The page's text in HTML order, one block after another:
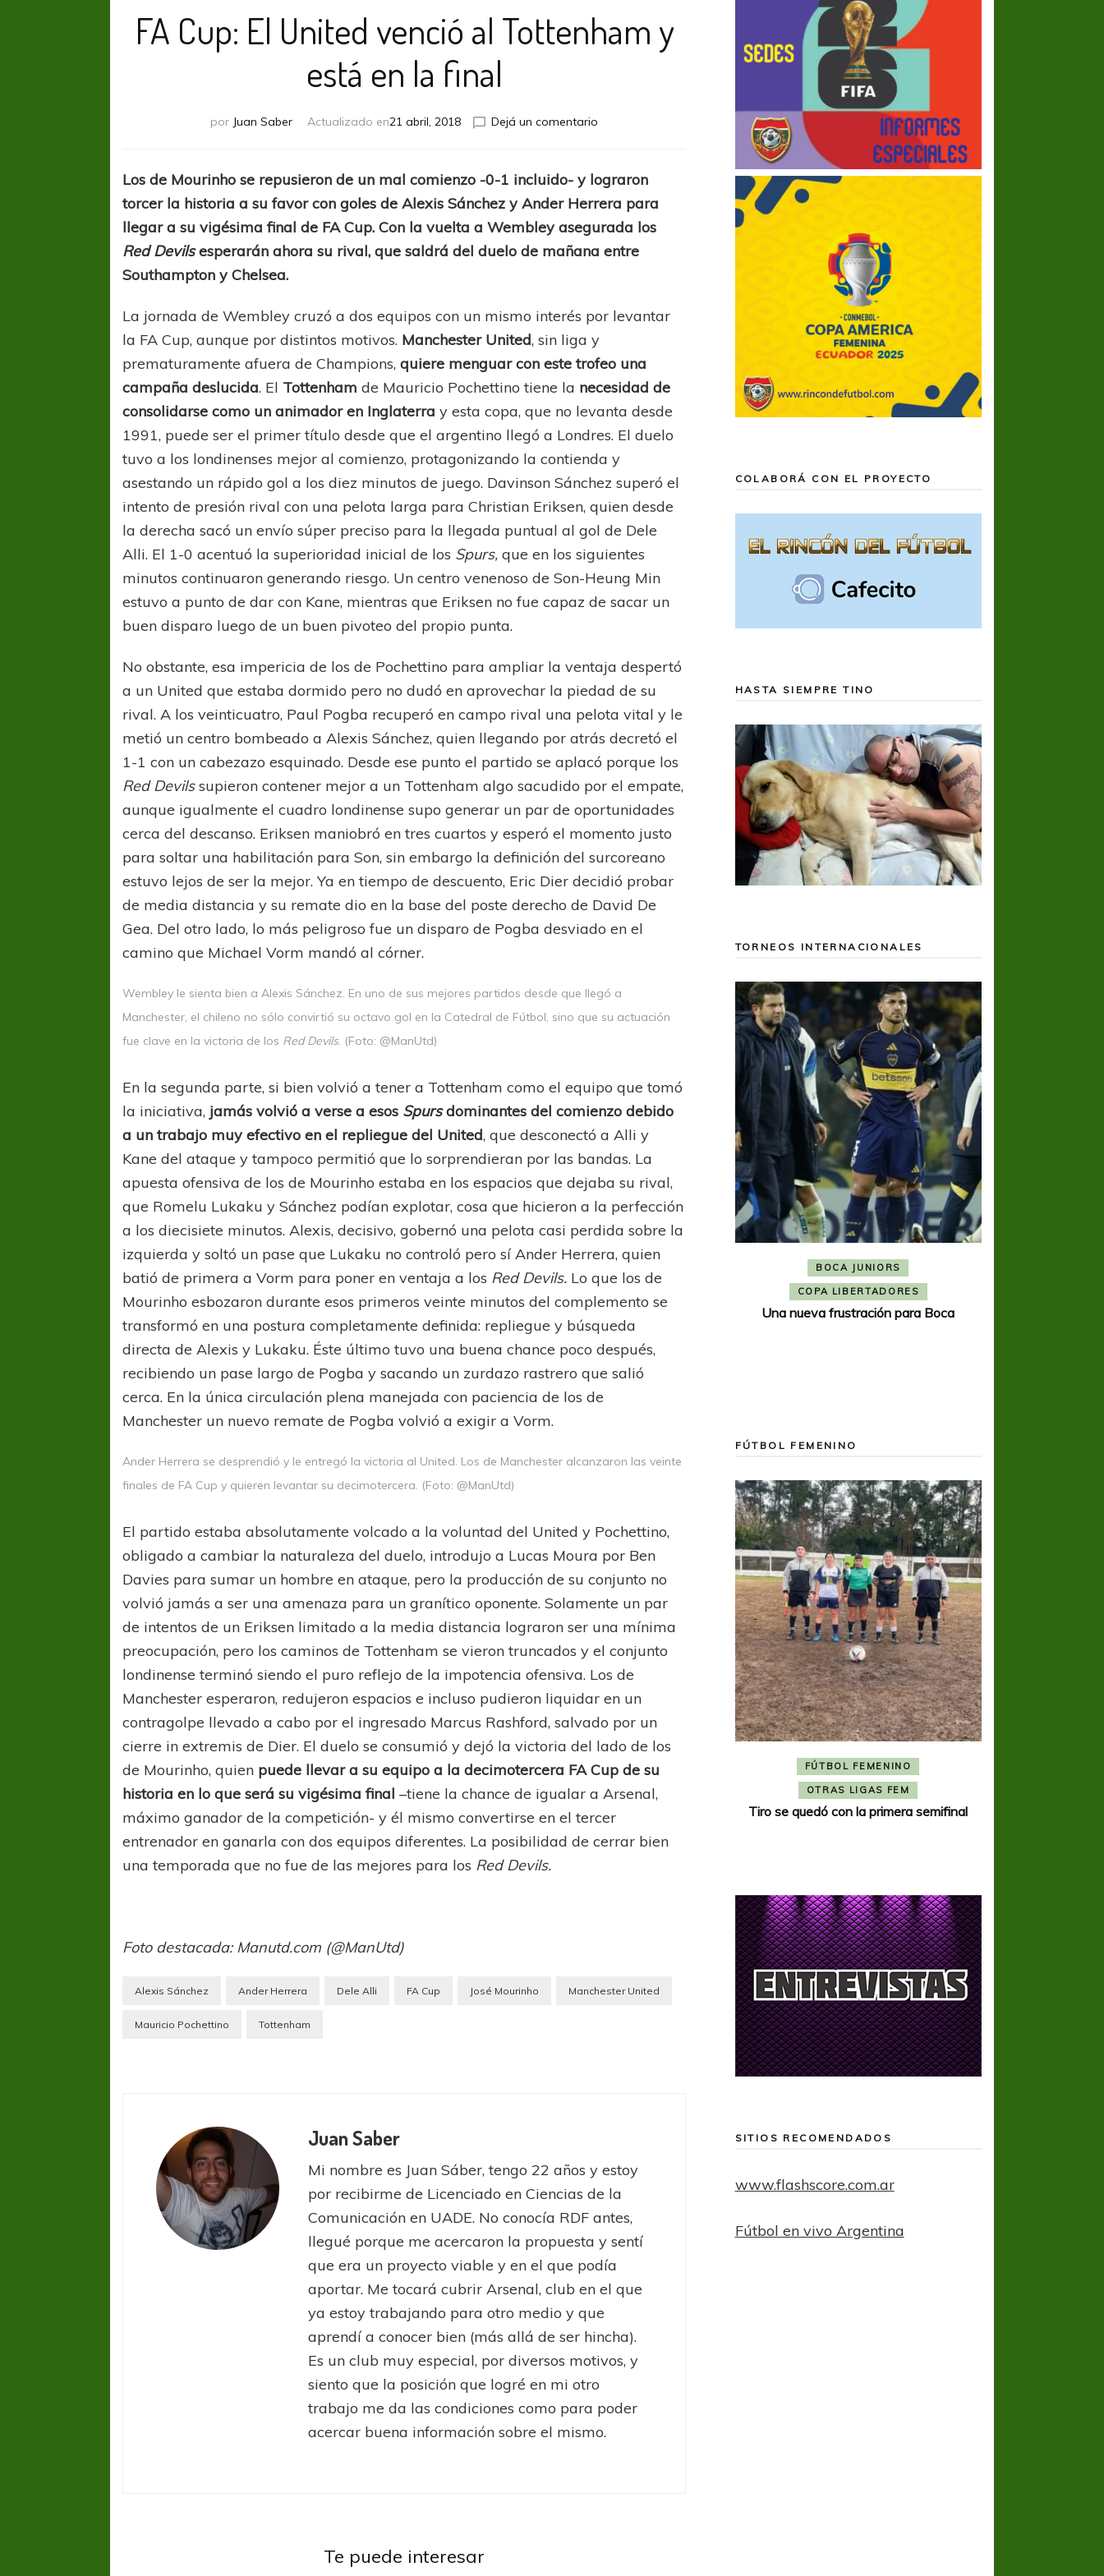
FA Cup: El United venció al Tottenham y
está en la final
por Juan Saber Actualizado en21 abril, 2018 Dejá un comentario
United
venció
al
y
la
Los de Mourinho se repusieron de un mal comienzo -0-1 incluido- y lograron
torcer la historia a su favor con goles de Alexis Sánchez y Ander Herrera para
llegar a su vigésima final de FA Cup. Con la vuelta a Wembley asegurada los
Red Devilsesperarán ahora su rival, que saldrá del duelo de mañana entre
Southampton y Chelsea.
La jornada de Wembley cruzó a dos equipos con un mismo interés por levantar
la FA Cup, aunque por distintos motivos. Manchester United, sin liga y
prematuramente afuera de Champions, quiere menguar con este trofeo una
campaña deslucida. El Tottenham de Mauricio Pochettino tiene la necesidad de
consolidarse como un animador en Inglaterra y esta copa, que no levanta desde
1991, puede ser el primer título desde que el argentino llegó a Londres. El duelo
tuvo a los londinenses mejor al comienzo, protagonizando la contienda y
asestando un rápido gol a los diez minutos de juego. Davinson Sánchez superó el
intento de presión rival con una pelota larga para Christian Eriksen, quien desde
la derecha sacó un envío súper preciso para la llegada puntual al gol de Dele
Alli. El 1-0 acentuó la superioridad inicial de los Spurs,que en los siguientes
minutos continuaron generando riesgo. Un centro venenoso de Son-Heung Min
estuvo a punto de dar con Kane, mientras que Eriksen no fue capaz de sacar un
buen disparo luego de un buen pivoteo del propio punta.
No obstante, esa impericia de los de Pochettino para ampliar la ventaja despertó
a un United que estaba dormido pero no dudó en aprovechar la piedad de su
rival. A los veinticuatro, Paul Pogba recuperó en campo rival una pelota vital y le
metió un centro bombeado a Alexis Sánchez, quien llegando por atrás decretó el
1-1 con un cabezazo esquinado. Desde ese punto el partido se aplacó porque los
Red Devilssupieron contener mejor a un Tottenham algo sacudido por el empate,
aunque igualmente el cuadro londinense supo generar un par de oportunidades
cerca del descanso. Eriksen maniobró en tres cuartos y esperó el momento justo
para soltar una habilitación para Son, sin embargo la definición del surcoreano
estuvo lejos de ser la mejor. Ya en tiempo de descuento, Eric Dier decidió probar
de media distancia y su remate dio en la base del poste derecho de David De
Gea. Del otro lado, lo más peligroso fue un disparo de Pogba desviado en el
camino que Michael Vorm mandó al córner.
Wembley le sienta bien a Alexis Sánchez. En uno de sus mejores partidos desde que llegó a
Manchester, el chileno no sólo convirtió su octavo gol en la Catedral de Fútbol, sino que su actuación
fue clave en la victoria de los Red Devils. (Foto: @ManUtd)
En la segunda parte, si bien volvió a tener a Tottenham como el equipo que tomó
la iniciativa, jamás volvió a verse a esos Spursdominantes del comienzo debido
a un trabajo muy efectivo en el repliegue del United, que desconectó a Alli y
Kane del ataque y tampoco permitió que lo sorprendieran por las bandas. La
apuesta ofensiva de los de Mourinho estaba en los espacios que dejaba su rival,
que Romelu Lukaku y Sánchez podían explotar, cosa que hicieron a la perfección
a los diecisiete minutos. Alexis, decisivo, gobernó una pelota casi perdida sobre la
izquierda y soltó un pase que Lukaku no controló pero sí Ander Herrera, quien
batió de primera a Vorm para poner en ventaja a los Red Devils. Lo que los de
Mourinho esbozaron durante esos primeros veinte minutos del complemento se
transformó en una postura completamente definida: repliegue y búsqueda
directa de Alexis y Lukaku. Éste último tuvo una buena chance poco después,
recibiendo un pase largo de Pogba y sacando un zurdazo rastrero que salió
cerca. En la única circulación plena manejada con paciencia de los de
Manchester un nuevo remate de Pogba volvió a exigir a Vorm.
Ander Herrera se desprendió y le entregó la victoria al United. Los de Manchester alcanzaron las veinte
finales de FA Cup y quieren levantar su decimotercera. (Foto: @ManUtd)
El partido estaba absolutamente volcado a la voluntad del United y Pochettino,
obligado a cambiar la naturaleza del duelo, introdujo a Lucas Moura por Ben
Davies para sumar un hombre en ataque, pero la producción de su conjunto no
volvió jamás a ser una amenaza para un granítico oponente. Solamente un par
de intentos de un Eriksen limitado a la media distancia lograron ser una mínima
preocupación, pero los caminos de Tottenham se vieron truncados y el conjunto
londinense terminó siendo el puro reflejo de la impotencia ofensiva. Los de
Manchester esperaron, redujeron espacios e incluso pudieron liquidar en un
contragolpe llevado a cabo por el ingresado Marcus Rashford, salvado por un
cierre in extremis de Dier. El duelo se consumió y dejó la victoria del lado de los
de Mourinho, quien puede llevar a su equipo a la decimotercera FA Cup de su
historia en lo que será su vigésima final –tiene la chance de igualar a Arsenal,
máximo ganador de la competición- y él mismo convertirse en el tercer
entrenador en ganarla con dos equipos diferentes. La posibilidad de cerrar bien
una temporada que no fue de las mejores para los Red Devils.
Foto destacada: Manutd.com (@ManUtd)
Alexis Sánchez Ander Herrera Dele Alli FA Cup José Mourinho Manchester United
Mauricio Pochettino Tottenham
Juan Saber
Mi nombre es Juan Sáber, tengo 22 años y estoy
por recibirme de Licenciado en Ciencias de la
Comunicación en UADE. No conocía RDF antes,
llegué porque me acercaron la propuesta y sentí
que era un proyecto viable y en el que podía
aportar. Me tocará cubrir Arsenal, club en el que
ya estoy trabajando para otro medio y que
aprendí a conocer bien (más allá de ser hincha).
Es un club muy especial, por diversos motivos, y
siento que la posición que logré en mi otro
trabajo me da las condiciones como para poder
acercar buena información sobre el mismo.
Te puede interesar
Victoria francesa,
COLABORÁ CON EL PROYECTO
HASTA SIEMPRE TINO
TORNEOS INTERNACIONALES
A pesar de la derrota Tigre avanzó a
Octavos de Final
Sur Defendido PSG celebró el bicampeonato
BOCA JUNIORS
COPA LIBERTADORES
Una nueva frustración para Boca
FÚTBOL FEMENINO
FÚTBOL FEMENINO
REGIONAL AMATEUR
Ajustada caída de Verónica en Alejandro
FÚTBOL FEMENINO
REGIONAL AMATEUR
Verónica jugará ante Estrella del Sur en el
Federal
FÚTBOL FEMENINO
LIGA DE LA COSTA
Las campeonas festejaron ante su gente
FÚTBOL FEMENINO
OTRAS LIGAS FEM
Tiro se quedó con la primera semifinal
SITIOS RECOMENDADOS
www.flashscore.com.ar
Fútbol en vivo Argentina